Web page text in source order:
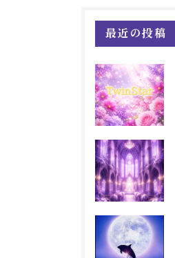
最近の投稿